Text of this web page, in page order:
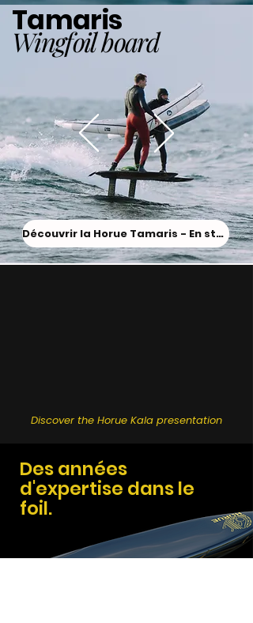
Tamaris
Wingfoil board
Découvrir la Horue Tamaris - En stock !
Discover the Horue Kala presentation
Des années
d'expertise dans le
foil.